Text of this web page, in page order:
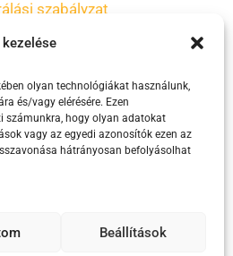
olyan technológiákat használunk,
és/vagy elérésére. Ezen
számunkra, hogy olyan adatokat
vagy az egyedi azonosítók ezen az
hátrányosan befolyásolhat
Beállítások
szabályzat